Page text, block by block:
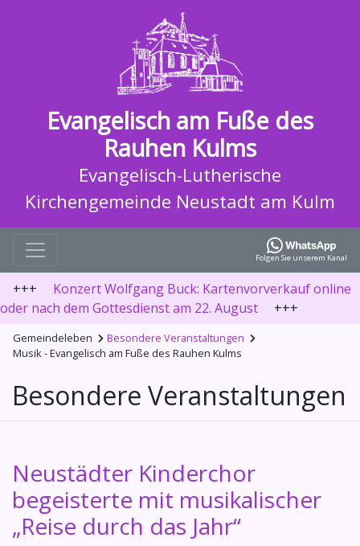
Evangelisch am Fuße des
Rauhen Kulms
Evangelisch-Lutherische
Kirchengemeinde Neustadt am Kulm
Folgen Sie unserem Kanal
+++
Konzert Wolfgang Buck: Kartenvorverkauf online
oder nach dem Gottesdienst am 22. August
+++
Gemeindeleben
Besondere Veranstaltungen
Musik - Evangelisch am Fuße des Rauhen Kulms
Besondere Veranstaltungen
Neustädter Kinderchor
begeisterte mit musikalischer
„Reise durch das Jahr“